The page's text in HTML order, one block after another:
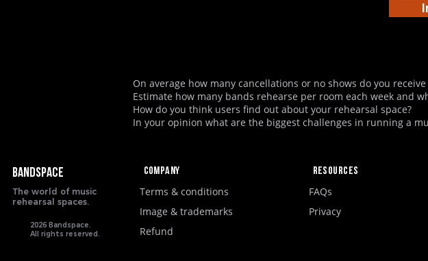
On average how many cancellations or no shows do you
Estimate how many bands rehearse per room each week and
How do you think users find out about your rehearsal space?
In your opinion what are the biggest challenges in running a
BANDSPACE
The world of music
rehearsal spaces.
2026 Bandspace.
All rights reserved.
Company Resources
Terms & conditions
Image & trademarks
Refund
FAQs
Privacy